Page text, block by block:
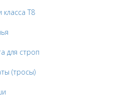
класса Т8
для строп
(тросы)